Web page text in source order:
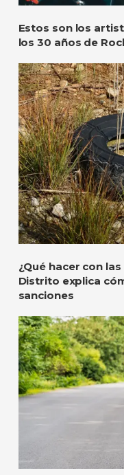
Estos son los
los 30 años de
¿Qué hacer con
Distrito explica
sanciones